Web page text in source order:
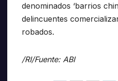
denominados ‘barrios
delincuentes
robados.
/RI/Fuente: ABI